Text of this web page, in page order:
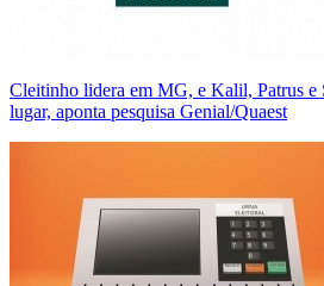
Cleitinho lidera em MG, e Kalil, Patrus e
lugar, aponta pesquisa Genial/Quaest